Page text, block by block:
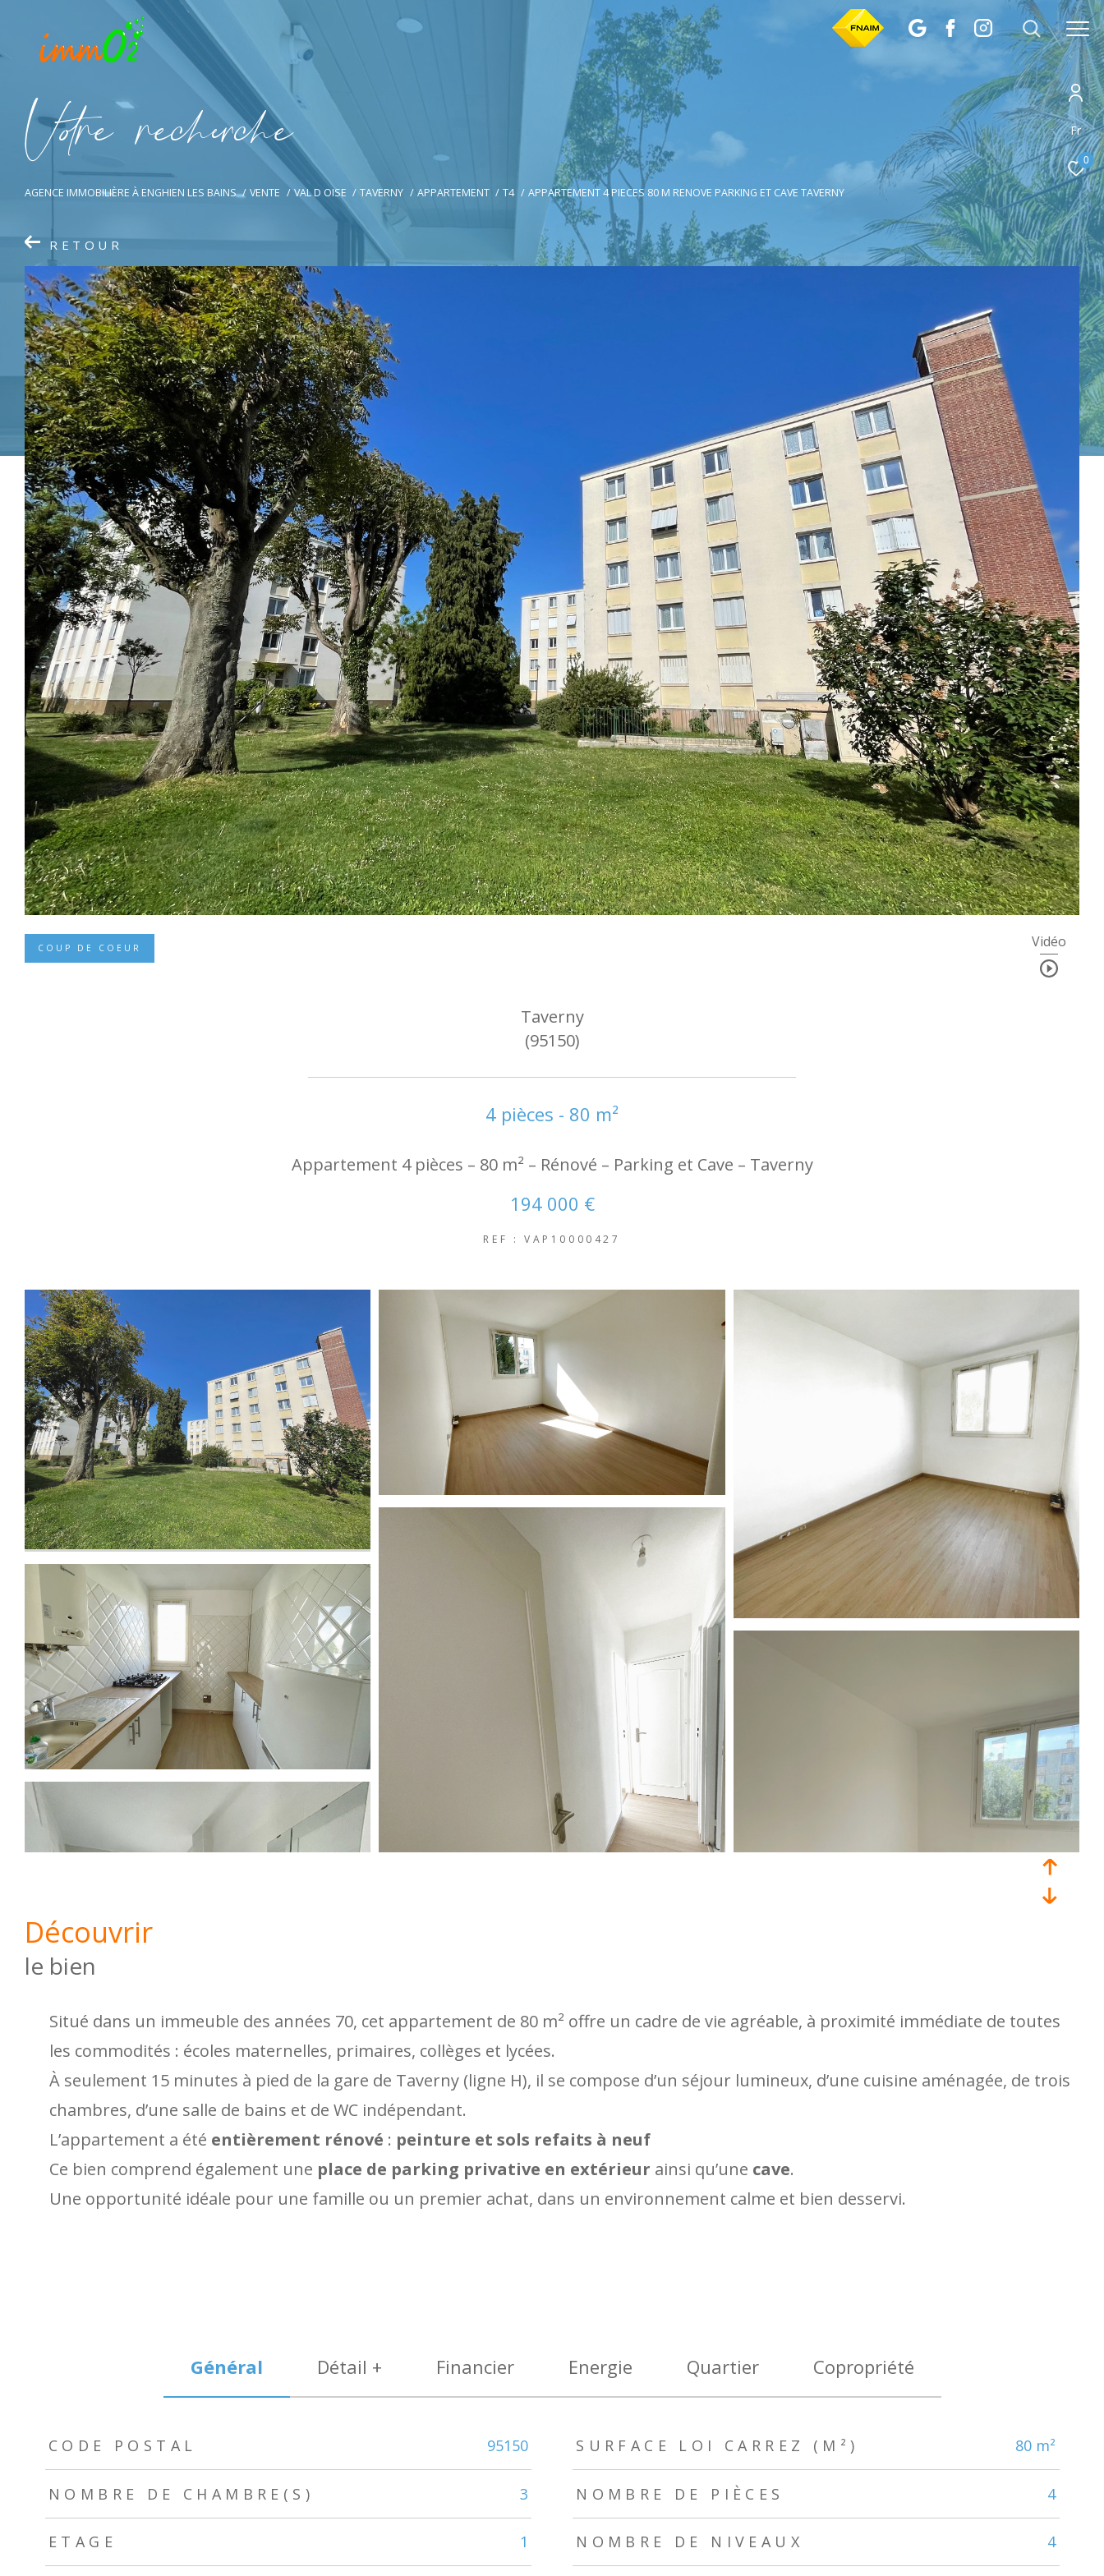
Fr
0
Vore recece
AGENCE IMMOBILIÈRE À ENGHIEN LES BAINS VENTE VAL D OISE TAVERNY APPARTEMENT T4 APPARTEMENT 4 PIECES 80 M RENOVE PARKING ET CAVE TAVERNY
RETOUR
COUP DE COEUR Vidéo
Taverny
(95150)
4 pièces - 80 m²
Appartement 4 pièces – 80 m² – Rénové – Parking et Cave – Taverny
194 000 €
REF : VAP10000427
découvrir
le bien
Situé dans un immeuble des années 70, cet appartement de 80 m² offre un cadre de vie agréable, à proximité immédiate de toutes
les commodités : écoles maternelles, primaires, collèges et lycées.
À seulement 15 minutes à pied de la gare de Taverny (ligne H), il se compose d’un séjour lumineux, d’une cuisine aménagée, de trois
chambres, d’une salle de bains et de WC indépendant.
L’appartement a été entièrement rénové : peinture et sols refaits à neuf
Ce bien comprend également une place de parking privative en extérieur ainsi qu’une cave.
Une opportunité idéale pour une famille ou un premier achat, dans un environnement calme et bien desservi.
Général Détail + Financier Energie Quartier Copropriété
TRAD_ZEPHYR_Caracteristique
CODE POSTAL 95150 SURFACE LOI CARREZ (M²) 80 m²
NOMBRE DE CHAMBRE(S) 3 NOMBRE DE PIÈCES 4
ETAGE 1 NOMBRE DE NIVEAUX 4